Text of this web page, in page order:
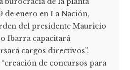
de enero en La Nación,
del presidente Mauricio
Ibarra capacitará
cargos directivos”.
de concursos para